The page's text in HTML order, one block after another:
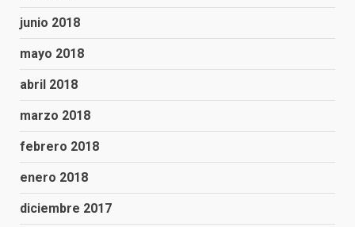
junio 2018
mayo 2018
abril 2018
marzo 2018
febrero 2018
enero 2018
diciembre 2017